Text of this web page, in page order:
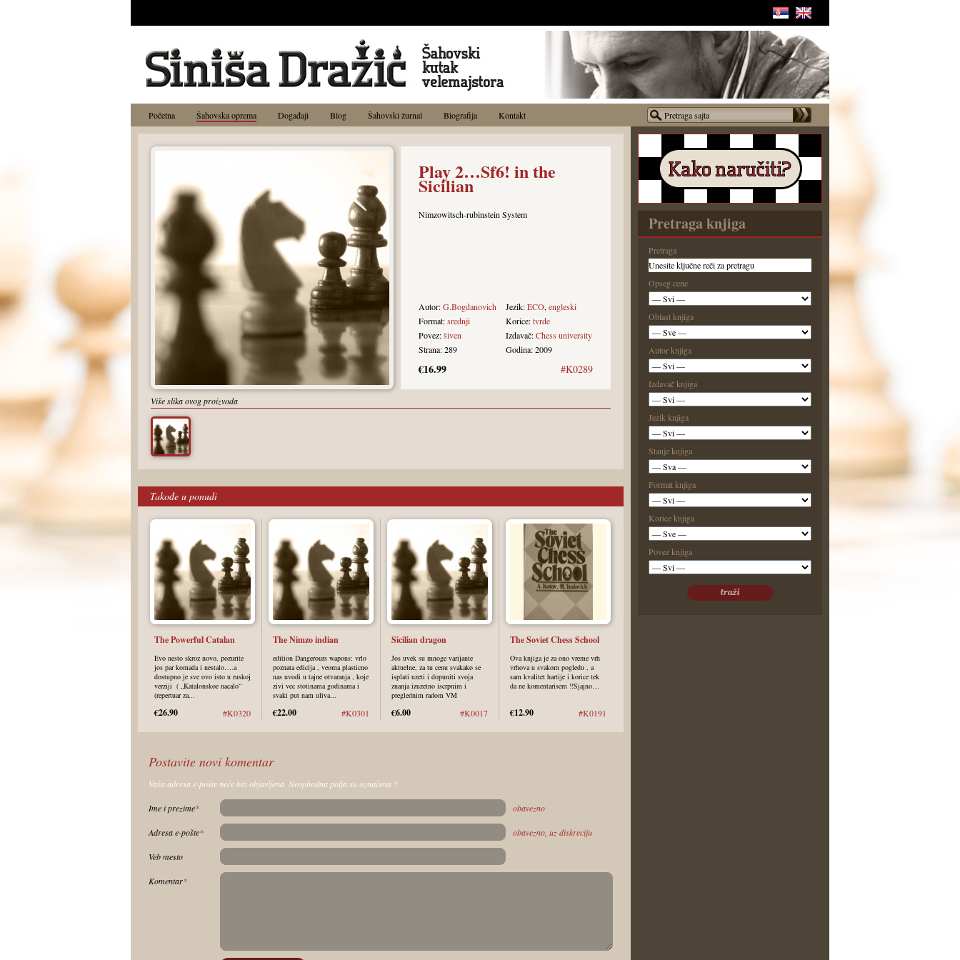
Početna Šahovska oprema Događaji Blog Šahovski žurnal Biografija Kontakt
Play 2…Sf6! in the
Sicilian
Nimzowitsch-rubinstein System
Autor:G.Bogdanovich Jezik:ECO, engleski
Format:srednji Korice:tvrde
Povez:šiven Izdavač:Chess university
Strana: 289
Godina: 2009
#K0289
€16.99
Više slika ovog proizvoda
Takođe u ponudi
The Powerful Catalan
Evo nesto skroz novo, pozurite
jos par komada i nestalo….a
dostupno je sve ovo isto u ruskoj
verziji ( „Katalonskoe nacalo“
(repertuar za...
#K0320
€26.90
The Nimzo indian
edition Dangerours wapons: vrlo
poznata edicija , veoma plasticno
nas uvodi u tajne otvaranja , koje
zivi vec stotinama godinama i
svaki put nam uliva...
#K0301
€22.00
Sicilian dragon
Jos uvek su mnoge varijante
aktuelne, za tu cenu svakako se
isplati uzeti i dopuniti svoja
znanja izuzetno iscrpnim i
preglednim radom VM
#K0017
€6.00
The Soviet Chess School
Ova knjiga je za ono vreme vrh
vrhova u svakom pogledu , a
sam kvalitet hartije i korice tek
da ne komentarisem !!Sjajno…
#K0191
€12.90
Postavite novi komentar
Vaša adresa e-pošte neće biti objavljena. Neophodna polja su označena *
Ime i prezime* obavezno
Adresa e-pošte* obavezno, uz diskreciju
Veb mesto
Komentar*
Pretraga knjiga
Pretraga
Opseg cene
Oblast knjiga
Autor knjiga
Izdavač knjiga
Jezik knjiga
Stanje knjiga
Format knjiga
Korice knjiga
Povez knjiga